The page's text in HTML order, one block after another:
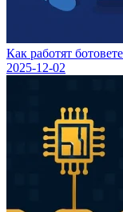
Как работят
2025-12-02